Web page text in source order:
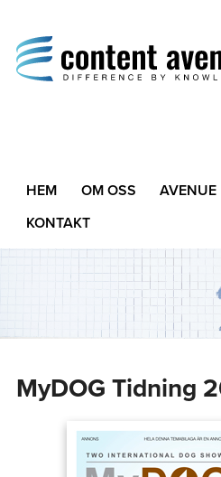
Difference by
HEM OM OSS AVENUE
KONTAKT
MyDOG Tidning